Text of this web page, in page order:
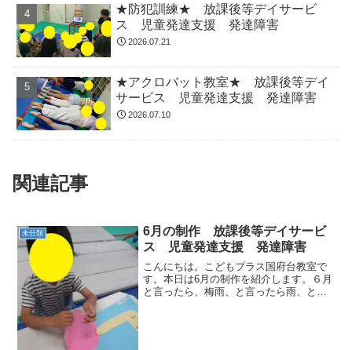
★防犯訓練★ 放課後等デイサービ
ス 児童発達支援 発達障害
2026.07.21
★アクロバット教室★ 放課後等デイ
サービス 児童発達支援 発達障害
2026.07.10
関連記事
未分類
6月の制作 放課後等デイサービ
ス 児童発達支援 発達障害
こんにちは。こどもプラス国府台教室で
す。本日は6月の制作を紹介します。６月
と言ったら、梅雨、と言ったら雨、と言